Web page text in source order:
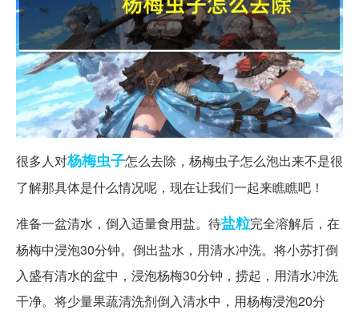
很多人对杨梅虫子怎么去除，杨梅虫子怎么泡出来不是很
了解那具体是什么情况呢，现在让我们一起来瞧瞧吧！
准备一盆清水，倒入适量食用盐。待盐粒完全溶解后，在
杨梅中浸泡30分钟。倒出盐水，用清水冲洗。将小苏打倒
入盛有清水的盆中，浸泡杨梅30分钟，捞起，用清水冲洗
干净。将少量果蔬清洗剂倒入清水中，用杨梅浸泡20分